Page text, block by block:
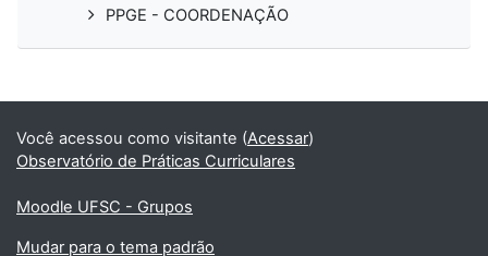
PPGE - COORDENAÇÃO
Você acessou como visitante (Acessar)
Observatório de Práticas Curriculares
Moodle UFSC - Grupos
Mudar para o tema padrão